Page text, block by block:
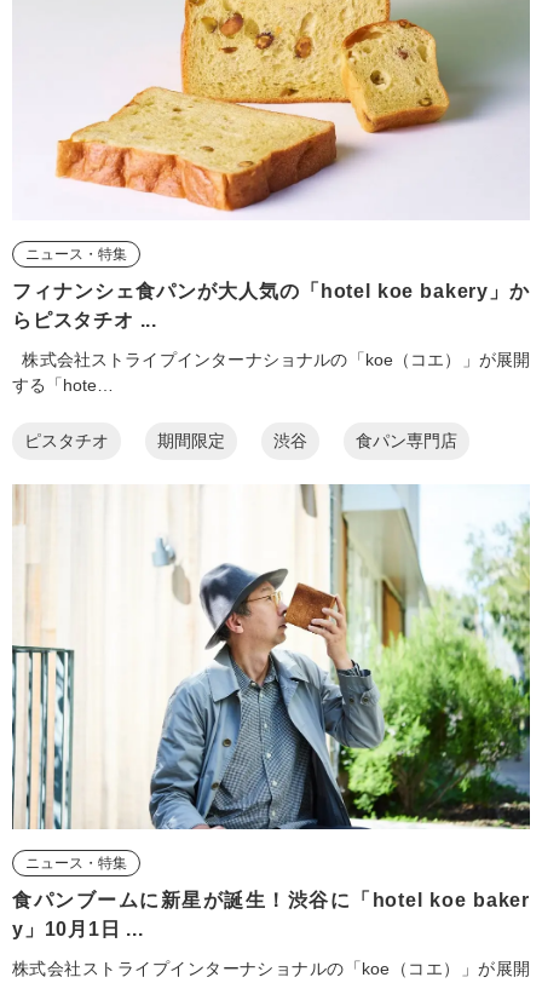
ニュース・特集
フィナンシェ食パンが大人気の「hotel koe bakery」か
らピスタチオ ...
株式会社ストライプインターナショナルの「koe（コエ）」が展開
する「hote…
ピスタチオ 期間限定 渋谷 食パン専門店
ニュース・特集
食パンブームに新星が誕生！渋谷に「hotel koe baker
y」10月1日 ...
株式会社ストライプインターナショナルの「koe（コエ）」が展開